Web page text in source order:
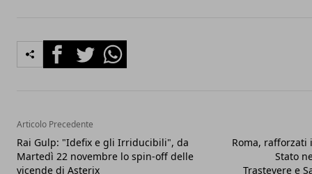
FacebookTwitterWhatsapp
Articolo Precedente
Rai Gulp: "Idefix e gli Irriducibili", da
Martedì 22 novembre lo spin-off delle
vicende di Asterix
Roma,
Stato
Trastevere e